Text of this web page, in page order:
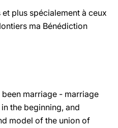
plus spécialement à ceux
ma Bénédiction
marriage - marriage
the beginning, and
model of the union of